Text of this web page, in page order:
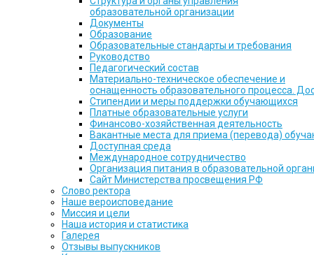
образовательной организации
Документы
Образование
Образовательные стандарты и требования
Руководство
Педагогический состав
Материально-техническое обеспечение и
оснащенность образовательного процесса.
Стипендии и меры поддержки обучающихся
Платные образовательные услуги
Финансово-хозяйственная деятельность
Вакантные места для приема (перевода)
Доступная среда
Международное сотрудничество
Организация питания в образовательной
Сайт Министерства просвещения РФ
Слово ректора
Наше вероисповедание
Миссия и цели
Наша история и статистика
Галерея
Отзывы выпускников